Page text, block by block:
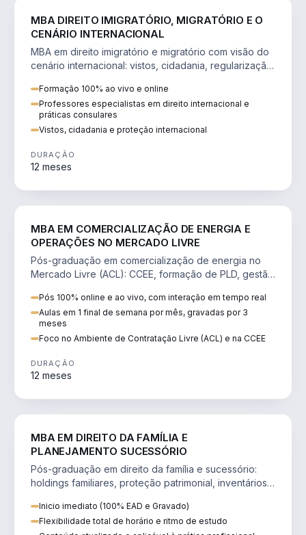
MBA DIREITO IMIGRATÓRIO, MIGRATÓRIO E O
CENÁRIO INTERNACIONAL
MBA em direito imigratório e migratório com visão do
cenário internacional: vistos, cidadania, regularização
Formação 100% ao vivo e online
Professores especialistas em direito internacional e
práticas consulares
Vistos, cidadania e proteção internacional
DURAÇÃO
12 meses
MBA EM COMERCIALIZAÇÃO DE ENERGIA E
OPERAÇÕES NO MERCADO LIVRE
Pós-graduação em comercialização de energia no
Mercado Livre (ACL): CCEE, formação de PLD, gestão
Pós 100% online e ao vivo, com interação em tempo real
Aulas em 1 final de semana por mês, gravadas por 3
meses
Foco no Ambiente de Contratação Livre (ACL) e na CCEE
DURAÇÃO
12 meses
MBA EM DIREITO DA FAMÍLIA E
PLANEJAMENTO SUCESSÓRIO
Pós-graduação em direito da família e sucessório:
holdings familiares, proteção patrimonial, inventários
Inicio imediato (100% EAD e Gravado)
Flexibilidade total de horário e ritmo de estudo